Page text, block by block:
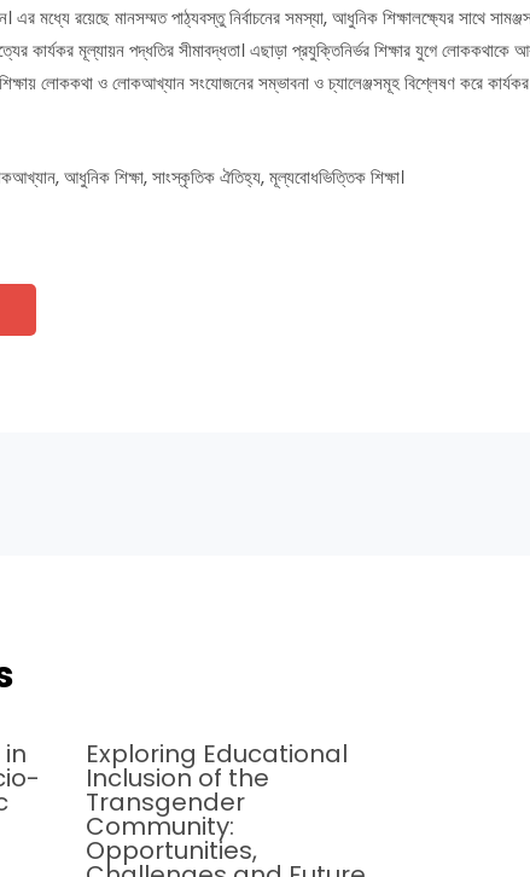
এর মধ্যে রয়েছে মানসম্মত পাঠ্যবস্তু নির্বাচনের সমস্যা, আধুনিক শিক্ষালক্ষ্যের সাথে
কার্যকর মূল্যায়ন পদ্ধতির সীমাবদ্ধতা। এছাড়া প্রযুক্তিনির্ভর শিক্ষার যুগে লোককথাকে
লোককথা ও লোকআখ্যান সংযোজনের সম্ভাবনা ও চ্যালেঞ্জসমূহ বিশ্লেষণ করে কার্যকর
আধুনিক শিক্ষা, সাংস্কৃতিক ঐতিহ্য, মূল্যবোধভিত্তিক শিক্ষা।
Exploring Educational
Inclusion of the
Transgender
Community:
Opportunities,